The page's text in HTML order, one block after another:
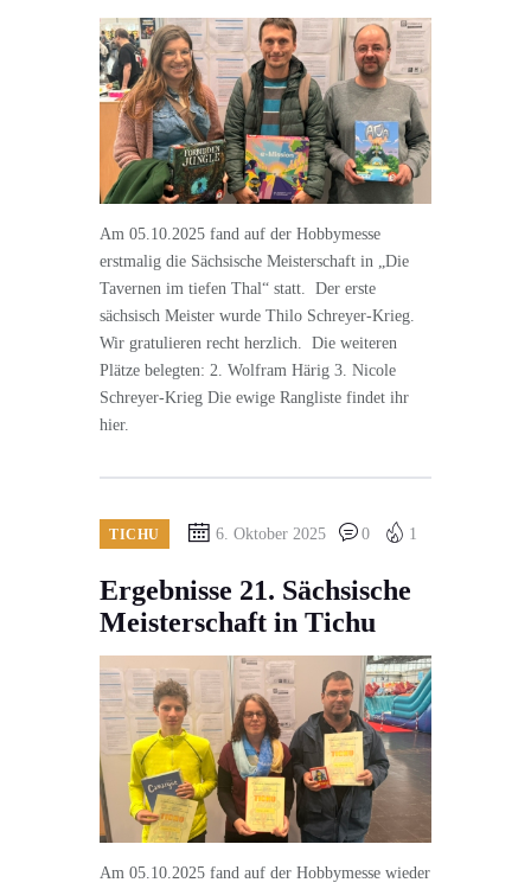
Am 05.10.2025 fand auf der Hobbymesse
erstmalig die Sächsische Meisterschaft in „Die
Tavernen im tiefen Thal“ statt. Der erste
sächsisch Meister wurde Thilo Schreyer-Krieg.
Wir gratulieren recht herzlich. Die weiteren
Plätze belegten: 2. Wolfram Härig 3. Nicole
Schreyer-Krieg Die ewige Rangliste findet ihr
hier.
TICHU 6. Oktober 2025 0 1
Ergebnisse 21. Sächsische
Meisterschaft in Tichu
Am 05.10.2025 fand auf der Hobbymesse wieder